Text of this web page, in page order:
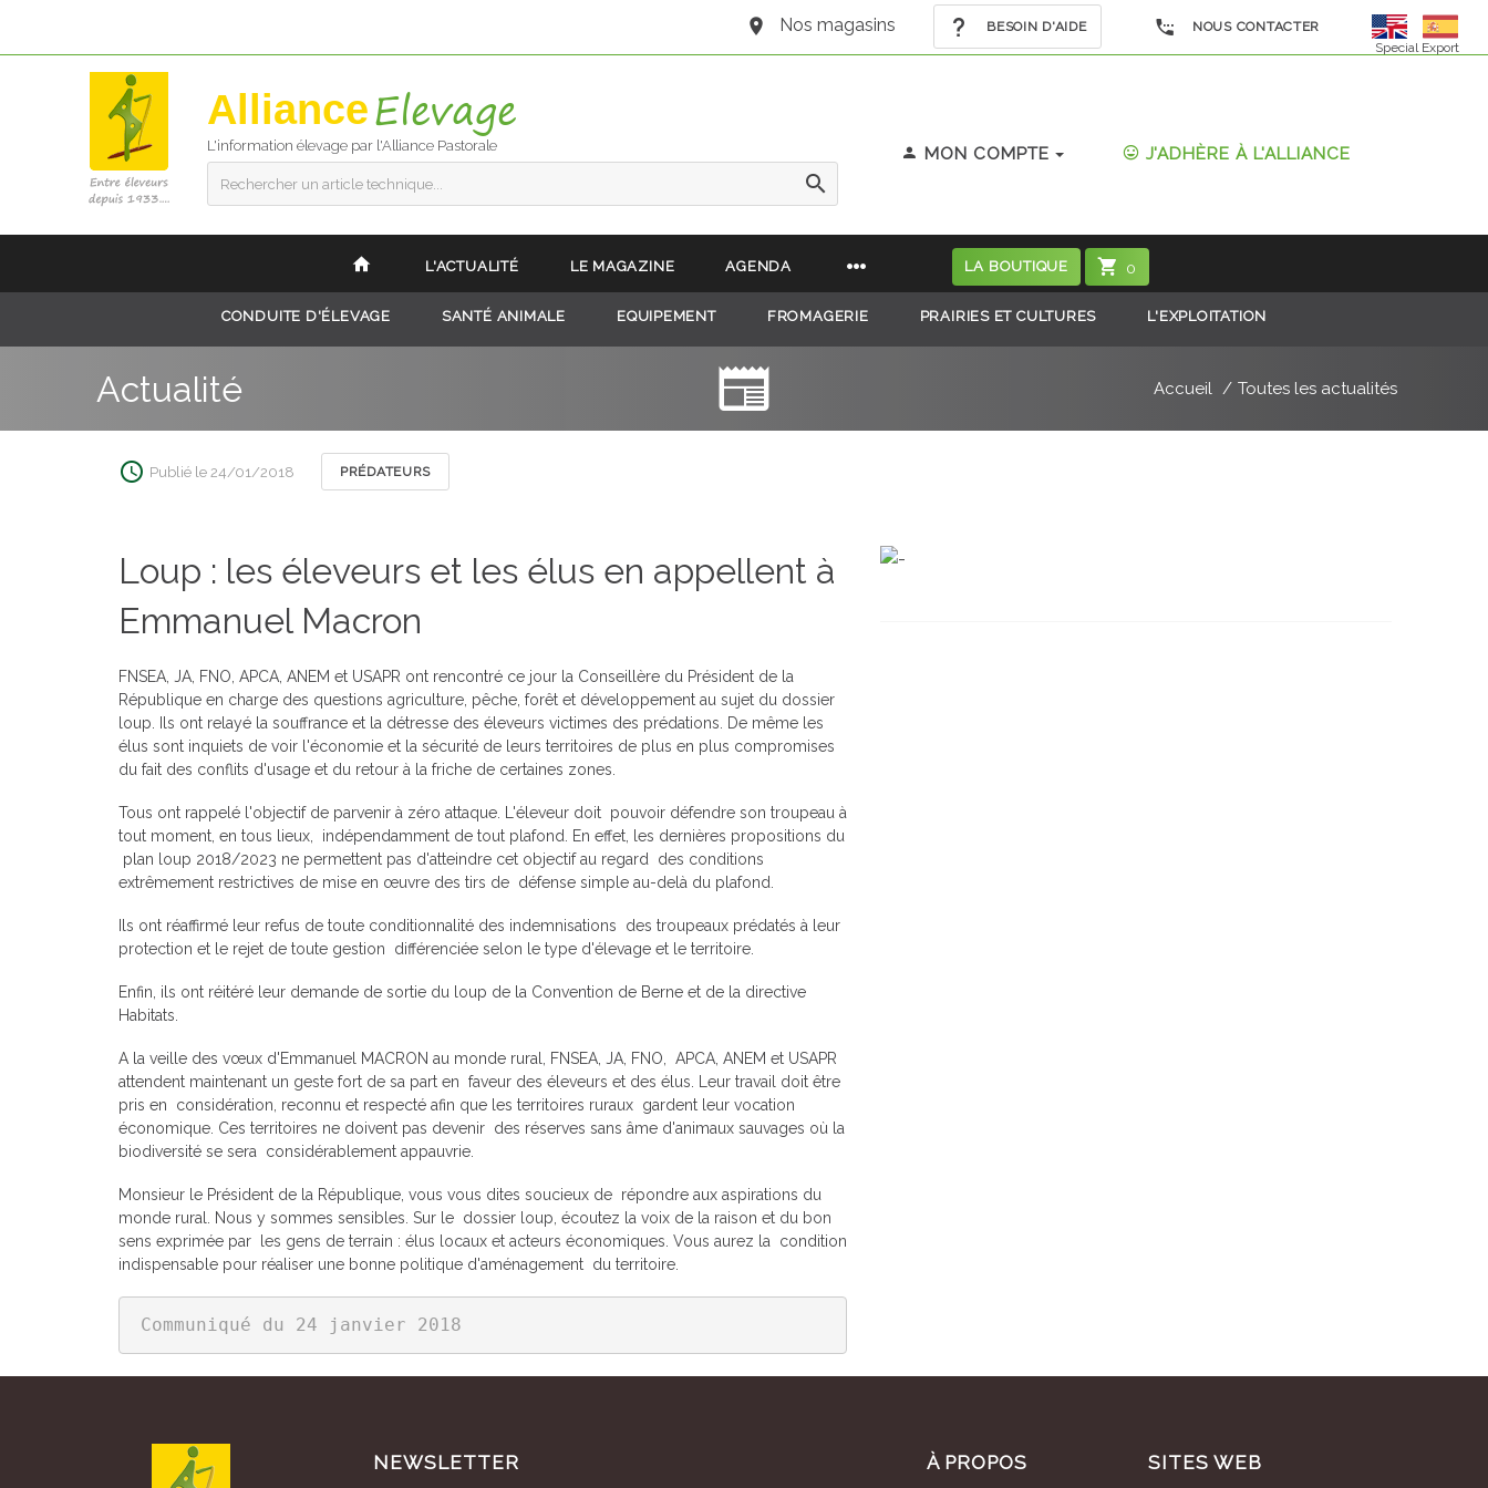
Nos magasins BESOIN D'AIDE
NOUS CONTACTER
Special Export
Alliance
L'information élevage par l'Alliance Pastorale
Rechercher un article technique...
MON COMPTE J'ADHÈRE À L'ALLIANCE
L'ACTUALITÉ LE MAGAZINE AGENDA LA BOUTIQUE 0
CONDUITE D'ÉLEVAGE SANTÉ ANIMALE EQUIPEMENT FROMAGERIE PRAIRIES ET CULTURES L'EXPLOITATION
Actualité Accueil Toutes les actualités
Publié le 24/01/2018 PRÉDATEURS
Loup : les éleveurs et les élus en appellent à
Emmanuel Macron
FNSEA, JA, FNO, APCA, ANEM et USAPR ont rencontré ce jour la Conseillère du Président de la
République en charge des questions agriculture, pêche, forêt et développement au sujet du dossier
loup. Ils ont relayé la souffrance et la détresse des éleveurs victimes des prédations. De même les
élus sont inquiets de voir l'économie et la sécurité de leurs territoires de plus en plus compromises
du fait des conflits d'usage et du retour à la friche de certaines zones.
Tous ont rappelé l'objectif de parvenir à zéro attaque. L'éleveur doit pouvoir défendre son troupeau à
tout moment, en tous lieux, indépendamment de tout plafond. En effet, les dernières propositions du
plan loup 2018/2023 ne permettent pas d'atteindre cet objectif au regard des conditions
extrêmement restrictives de mise en œuvre des tirs de défense simple au-delà du plafond.
Ils ont réaffirmé leur refus de toute conditionnalité des indemnisations des troupeaux prédatés à leur
protection et le rejet de toute gestion différenciée selon le type d'élevage et le territoire.
Enfin, ils ont réitéré leur demande de sortie du loup de la Convention de Berne et de la directive
Habitats.
A la veille des vœux d'Emmanuel MACRON au monde rural, FNSEA, JA, FNO, APCA, ANEM et USAPR
attendent maintenant un geste fort de sa part en faveur des éleveurs et des élus. Leur travail doit être
pris en considération, reconnu et respecté afin que les territoires ruraux gardent leur vocation
économique. Ces territoires ne doivent pas devenir des réserves sans âme d'animaux sauvages où la
biodiversité se sera considérablement appauvrie.
Monsieur le Président de la République, vous vous dites soucieux de répondre aux aspirations du
monde rural. Nous y sommes sensibles. Sur le dossier loup, écoutez la voix de la raison et du bon
sens exprimée par les gens de terrain : élus locaux et acteurs économiques. Vous aurez la condition
indispensable pour réaliser une bonne politique d'aménagement du territoire.
Communiqué du 24 janvier 2018
À PROPOS SITES WEB
NEWSLETTER